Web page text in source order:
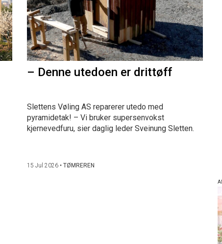
– Denne utedoen er drittøff
Slettens Vøling AS reparerer utedo med
pyramidetak! – Vi bruker supersenvokst
kjernevedfuru, sier daglig leder Sveinung Sletten.
15 Jul 2026• TØMREREN